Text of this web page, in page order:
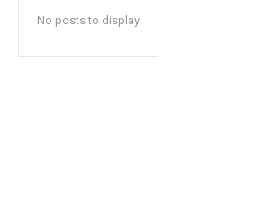
No posts to display